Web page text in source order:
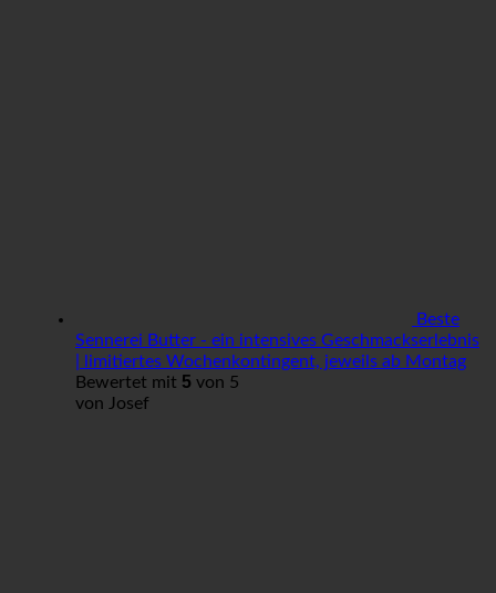
Beste
Sennerei Butter - ein intensives Geschmackserlebnis
| limitiertes Wochenkontingent, jeweils ab Montag
Bewertet mit 5 von 5
von Josef